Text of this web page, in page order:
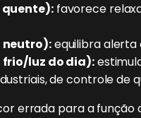
quente):favorece
neutro):equilibra alerta
frio/luz do dia):
de controle de
errada para a função